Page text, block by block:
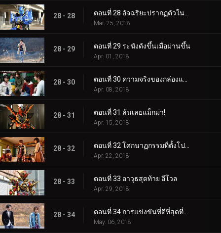
28 - 28
Mar. 25, 2018
28 - 29 ตอนที่ 29 ระฆังดังขึ้นเมื่อม่านขึ้น
Apr. 01, 2018
28 - 30
Apr. 08, 2018
28 - 31 ตอนที่ 31 ล้นเลยแม็กม่า!
Apr. 15, 2018
28 - 32
Apr. 22, 2018
28 - 33 ตอนที่ 33 อาวุธสุดท้าย อีโวล
Apr. 29, 2018
28 - 34
May. 06, 2018